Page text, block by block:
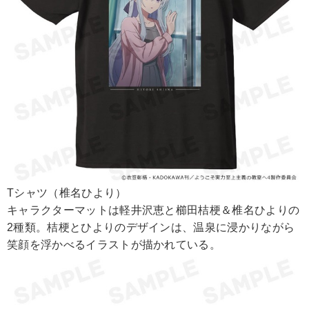
Tシャツ（椎名ひより）
キャラクターマットは軽井沢恵と櫛田桔梗＆椎名ひよりの
2種類。桔梗とひよりのデザインは、温泉に浸かりながら
笑顔を浮かべるイラストが描かれている。